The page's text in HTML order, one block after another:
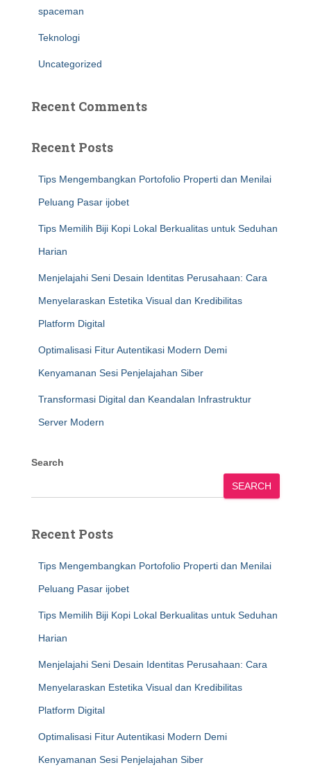
spaceman
Teknologi
Uncategorized
Recent Comments
Recent Posts
Tips Mengembangkan Portofolio Properti dan Menilai
Peluang Pasar ijobet
Tips Memilih Biji Kopi Lokal Berkualitas untuk Seduhan
Harian
Menjelajahi Seni Desain Identitas Perusahaan: Cara
Menyelaraskan Estetika Visual dan Kredibilitas
Platform Digital
Optimalisasi Fitur Autentikasi Modern Demi
Kenyamanan Sesi Penjelajahan Siber
Transformasi Digital dan Keandalan Infrastruktur
Server Modern
Search
SEARCH
Recent Posts
Tips Mengembangkan Portofolio Properti dan Menilai
Peluang Pasar ijobet
Tips Memilih Biji Kopi Lokal Berkualitas untuk Seduhan
Harian
Menjelajahi Seni Desain Identitas Perusahaan: Cara
Menyelaraskan Estetika Visual dan Kredibilitas
Platform Digital
Optimalisasi Fitur Autentikasi Modern Demi
Kenyamanan Sesi Penjelajahan Siber